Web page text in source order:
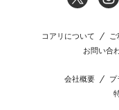
コアリについて
お問い合
会社概要 プ